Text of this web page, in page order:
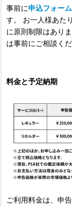
事前に申込フォーム
す。 お一人様あた
に原則制限はあり
は事前にご相談くだ
料金と予定納期
ご利用料金は、申